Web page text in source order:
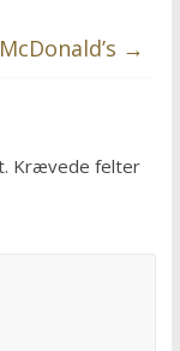
→
Krævede felter